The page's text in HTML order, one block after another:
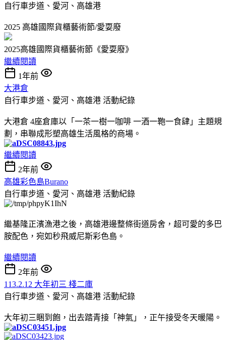
自行車步道、愛河、高雄港
2025 高雄國際貨櫃藝術節/愛耍廢
2025高雄國際貨櫃藝術節《愛耍廢》
繼續閱讀
1年前
大港倉
自行車步道、愛河、高雄港 活動紀錄
大港倉 4座倉庫以「一茶一樹一咖啡 一酒一鞄一食肆」主題規
劃，串聯成形塑高雄生活風格的商場。
繼續閱讀
2年前
高雄彩色島Burano
自行車步道、愛河、高雄港 活動紀錄
繼基隆正濱漁港之後，高雄港邊整條街道房舍，超可愛的多巴
胺配色，宛如秒飛威尼斯彩色島。
繼續閱讀
2年前
113.2.12 大年初三 棧二庫
自行車步道、愛河、高雄港 活動紀錄
大年初三睏到飽，出去踏青接「神氣」，正午接受冬天暖陽。